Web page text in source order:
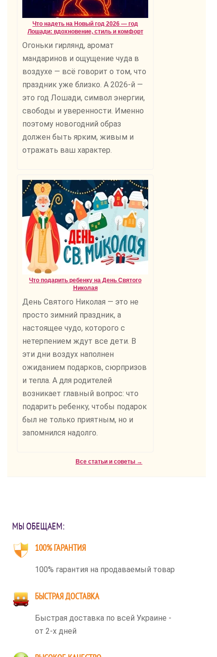
Что надеть на Новый год 2026 — год
Лошади: вдохновение, стиль и комфорт
Огоньки гирлянд, аромат
мандаринов и ощущение чуда в
воздухе — всё говорит о том, что
праздник уже близко. А 2026-й —
это год Лошади, символ энергии,
свободы и уверенности. Именно
поэтому новогодний образ
должен быть ярким, живым и
отражать ваш характер.
Что подарить ребенку на День Святого
Николая
День Святого Николая — это не
просто зимний праздник, а
настоящее чудо, которого с
нетерпением ждут все дети. В
эти дни воздух наполнен
ожиданием подарков, сюрпризов
и тепла. А для родителей
возникает главный вопрос: что
подарить ребенку, чтобы подарок
был не только приятным, но и
запомнился надолго.
Все статьи и советы →
МЫ ОБЕЩАЕМ:
100% ГАРАНТИЯ
100% гарантия на продаваемый товар
БЫСТРАЯ ДОСТАВКА
Быстрая доставка по всей Украине -
от 2-х дней